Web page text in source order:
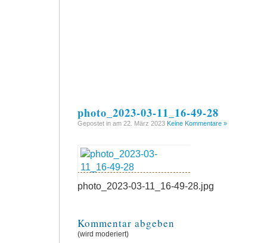
photo_2023-03-11_16-49-28
Gepostet in am 22. März 2023 Keine Kommentare »
photo_2023-03-11_16-49-28.jpg
Kommentar abgeben
(wird moderiert)